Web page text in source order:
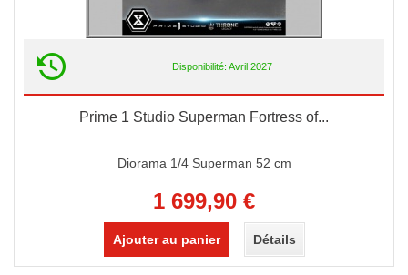
Disponibilité: Avril 2027
Prime 1 Studio Superman Fortress of...
Diorama 1/4 Superman 52 cm
1 699,90 €
Ajouter au panier Détails